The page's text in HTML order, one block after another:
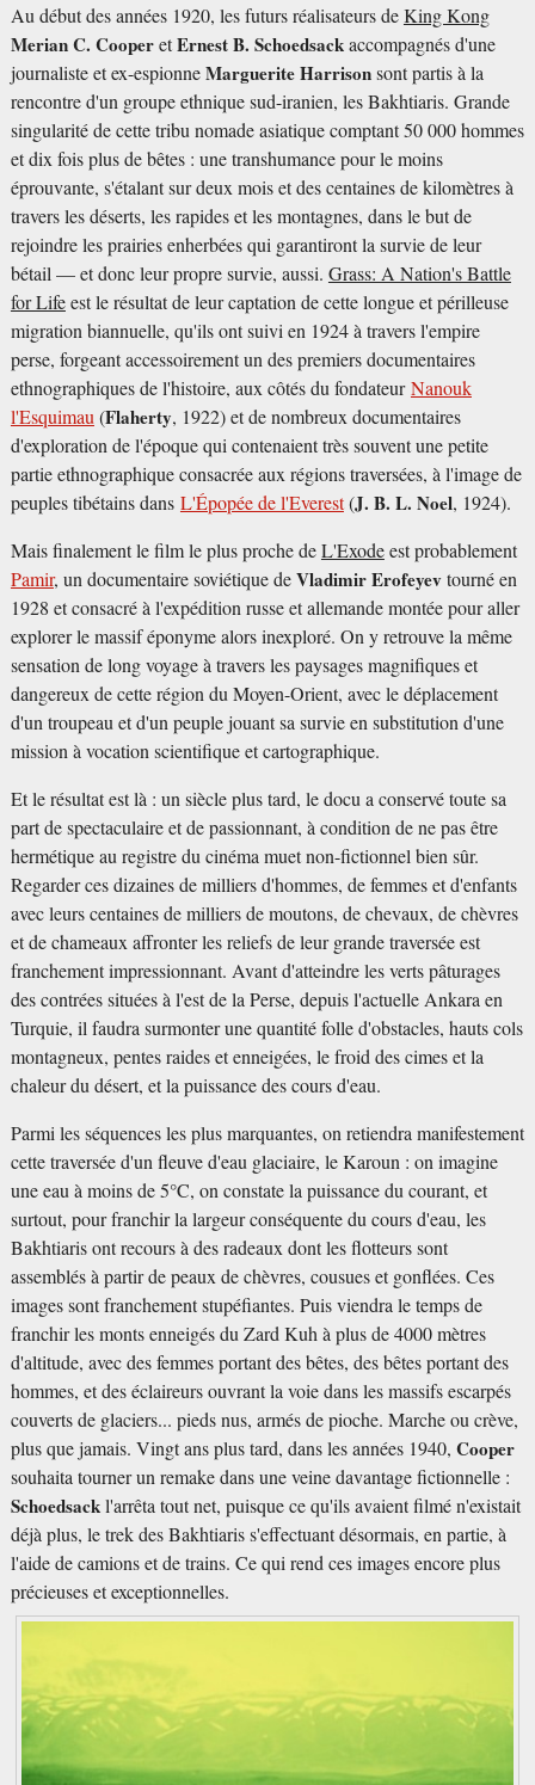
Au début des années 1920, les futurs réalisateurs deKing Kong
Merian C. CooperetErnest B. Schoedsackaccompagnés d'une
journaliste et ex-espionneMarguerite Harrisonsont partis à la
rencontre d'un groupe ethnique sud-iranien, les Bakhtiaris. Grande
singularité de cette tribu nomade asiatique comptant 50 000 hommes
et dix fois plus de bêtes : une transhumance pour le moins
éprouvante, s'étalant sur deux mois et des centaines de kilomètres à
travers les déserts, les rapides et les montagnes, dans le but de
rejoindre les prairies enherbées qui garantiront la survie de leur
bétail — et donc leur propre survie, aussi. Grass: A Nation's Battle
for Lifeest le résultat de leur captation de cette longue et périlleuse
migration biannuelle, qu'ils ont suivi en 1924 à travers l'empire
perse, forgeant accessoirement un des premiers documentaires
ethnographiques de l'histoire, aux côtés du fondateurNanouk
l'Esquimau(Flaherty, 1922) et de nombreux documentaires
d'exploration de l'époque qui contenaient très souvent une petite
partie ethnographique consacrée aux régions traversées, à l'image de
peuples tibétains dans L'Épopée de l'Everest(J. B. L. Noel, 1924).
Mais finalement le film le plus proche deL'Exodeest probablement
Pamir, un documentaire soviétique deVladimir Erofeyevtourné en
1928 et consacré à l'expédition russe et allemande montée pour aller
explorer le massif éponyme alors inexploré. On y retrouve la même
sensation de long voyage à travers les paysages magnifiques et
dangereux de cette région du Moyen-Orient, avec le déplacement
d'un troupeau et d'un peuple jouant sa survie en substitution d'une
mission à vocation scientifique et cartographique.
Et le résultat est là : un siècle plus tard, le docu a conservé toute sa
part de spectaculaire et de passionnant, à condition de ne pas être
hermétique au registre du cinéma muet non-fictionnel bien sûr.
Regarder ces dizaines de milliers d'hommes, de femmes et d'enfants
avec leurs centaines de milliers de moutons, de chevaux, de chèvres
et de chameaux affronter les reliefs de leur grande traversée est
franchement impressionnant. Avant d'atteindre les verts pâturages
des contrées situées à l'est de la Perse, depuis l'actuelle Ankara en
Turquie, il faudra surmonter une quantité folle d'obstacles, hauts cols
montagneux, pentes raides et enneigées, le froid des cimes et la
chaleur du désert, et la puissance des cours d'eau.
Parmi les séquences les plus marquantes, on retiendra manifestement
cette traversée d'un fleuve d'eau glaciaire, le Karoun : on imagine
une eau à moins de 5°C, on constate la puissance du courant, et
surtout, pour franchir la largeur conséquente du cours d'eau, les
Bakhtiaris ont recours à des radeaux dont les flotteurs sont
assemblés à partir de peaux de chèvres, cousues et gonflées. Ces
images sont franchement stupéfiantes. Puis viendra le temps de
franchir les monts enneigés du Zard Kuh à plus de 4000 mètres
d'altitude, avec des femmes portant des bêtes, des bêtes portant des
hommes, et des éclaireurs ouvrant la voie dans les massifs escarpés
couverts de glaciers... pieds nus, armés de pioche. Marche ou crève,
plus que jamais. Vingt ans plus tard, dans les années 1940, Cooper
souhaita tourner un remake dans une veine davantage fictionnelle :
Schoedsackl'arrêta tout net, puisque ce qu'ils avaient filmé n'existait
déjà plus, le trek des Bakhtiaris s'effectuant désormais, en partie, à
l'aide de camions et de trains. Ce qui rend ces images encore plus
précieuses et exceptionnelles.